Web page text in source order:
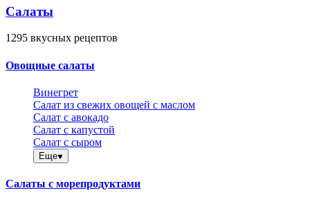
Салаты
1295 вкусных рецептов
Овощные салаты
Винегрет
Салат из свежих овощей с маслом
Салат с авокадо
Салат с капустой
Салат с сыром
Еще
Салаты с морепродуктами